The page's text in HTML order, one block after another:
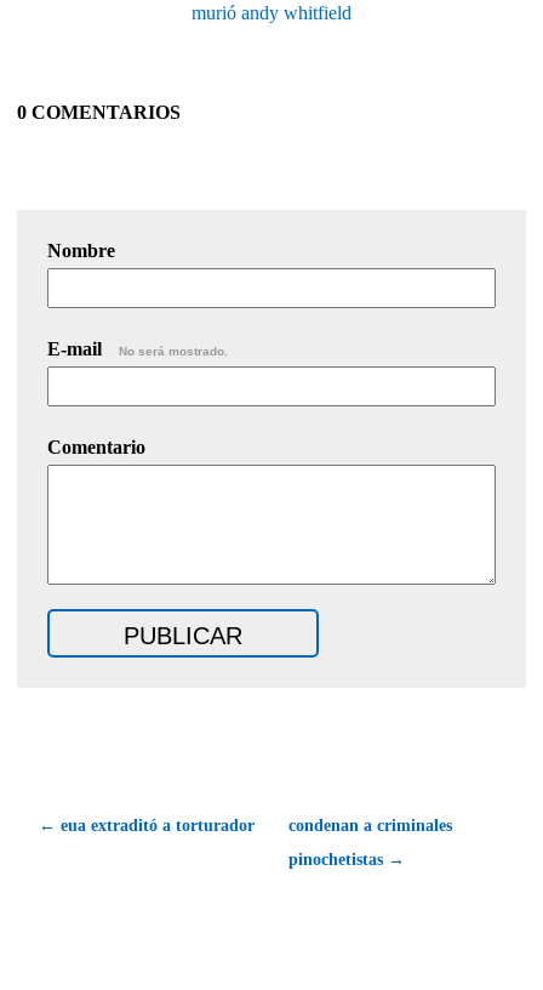
murió andy whitfield
0 COMENTARIOS
Nombre
E-mail No será mostrado.
Comentario
← eua extraditó a torturador
condenan a criminales
pinochetistas →